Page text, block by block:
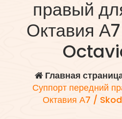
правый
Октавия
Главная
Суппорт передний
Октавия А7 /